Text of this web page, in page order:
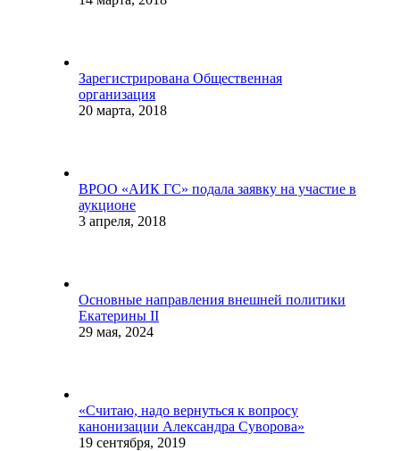
Зарегистрирована Общественная
организация
20 марта, 2018
ВРОО «АИК ГС» подала заявку на участие в
аукционе
3 апреля, 2018
Основные направления внешней политики
Екатерины II
29 мая, 2024
«Считаю, надо вернуться к вопросу
канонизации Александра Суворова»
19 сентября, 2019